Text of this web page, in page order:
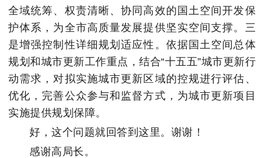
全域统筹、权责清晰、协同高效的国土空间开发保
护体系，为全市高质量发展提供坚实空间支撑。三
是增强控制性详细规划适应性。依据国土空间总体
规划和城市更新工作重点，结合“十五五”城市更新行
动需求，对拟实施城市更新区域的控规进行评估、
优化，完善公众参与和监督方式，为城市更新项目
实施提供规划保障。
好，这个问题就回答到这里。谢谢！
感谢高局长。